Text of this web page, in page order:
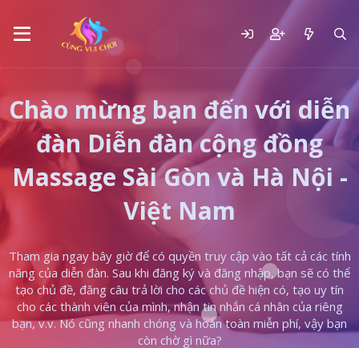
Chào mừng bạn đến với diễn
đàn Diễn đàn cộng đồng
Massage Sài Gòn và Hà Nội -
Việt Nam
Tham gia ngay bây giờ để có quyền truy cập vào tất cả các tính
năng của diễn đàn. Sau khi đăng ký và đăng nhập, bạn sẽ có thể
tạo chủ đề, đăng câu trả lời cho các chủ đề hiện có, tạo uy tín
cho các thành viên của mình, nhận tin nhắn cá nhân của riêng
bạn, v.v. Nó cũng nhanh chóng và hoàn toàn miễn phí, vậy bạn
còn chờ gì nữa?